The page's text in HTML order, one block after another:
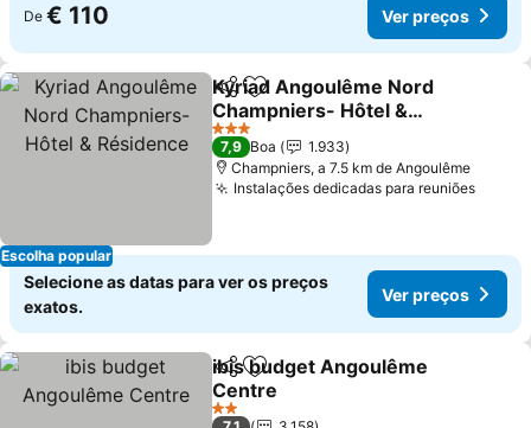
De € 110 Ver preços
Escolha popular
PartilharAdicionar aos favoritos
Kyriad Angoulême Nord
Champniers- Hôtel &
Résidence
3 Estrelas
7,9 Boa
1.933
Champniers, a 7.5 km de Angoulême
Instalações dedicadas para reuniões
Selecione as datas para ver os preços
exatos.
Ver preços
PartilharAdicionar aos favoritos
ibis budget Angoulême
Centre
2 Estrelas